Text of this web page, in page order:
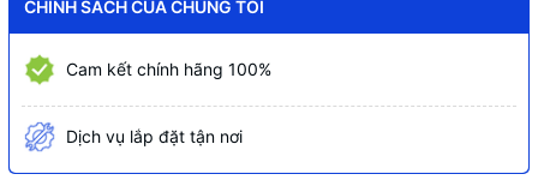
Xem lại và trực tiếp qua mạng máy tính
trợ đàm thoại hai chiều, quản lý đồng
thời 128 tài khoản kết nối.
CHÍNH SÁCH CỦA CHÚNG TÔI
Cam kết chính hãng 100%
Dịch vụ lắp đặt tận nơi